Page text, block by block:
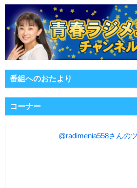
番組へのおたより
コーナー
@radimenia558さんの